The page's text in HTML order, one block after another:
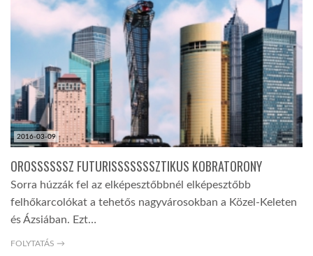
TROPICALMAGAZIN
AFRIKA TUDÁSTÁR
A NAP SZÉPE
LINKTR.EE
2016-03-09
OROSSSSSSZ FUTURISSSSSSSZTIKUS KOBRATORONY
Sorra húzzák fel az elképesztőbbnél elképesztőbb
felhőkarcolókat a tehetős nagyvárosokban a Közel-Keleten
és Ázsiában. Ezt…
FOLYTATÁS →